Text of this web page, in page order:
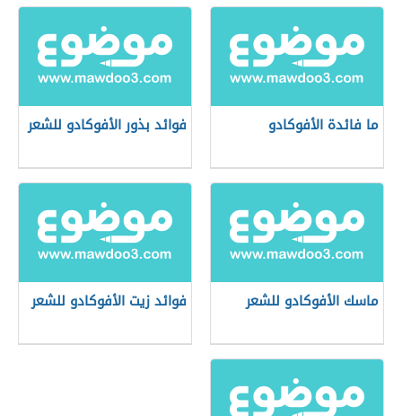
ما فائدة الأفوكادو فوائد بذور الأفوكادو للشعر
ماسك الأفوكادو للشعر فوائد زيت الأفوكادو للشعر